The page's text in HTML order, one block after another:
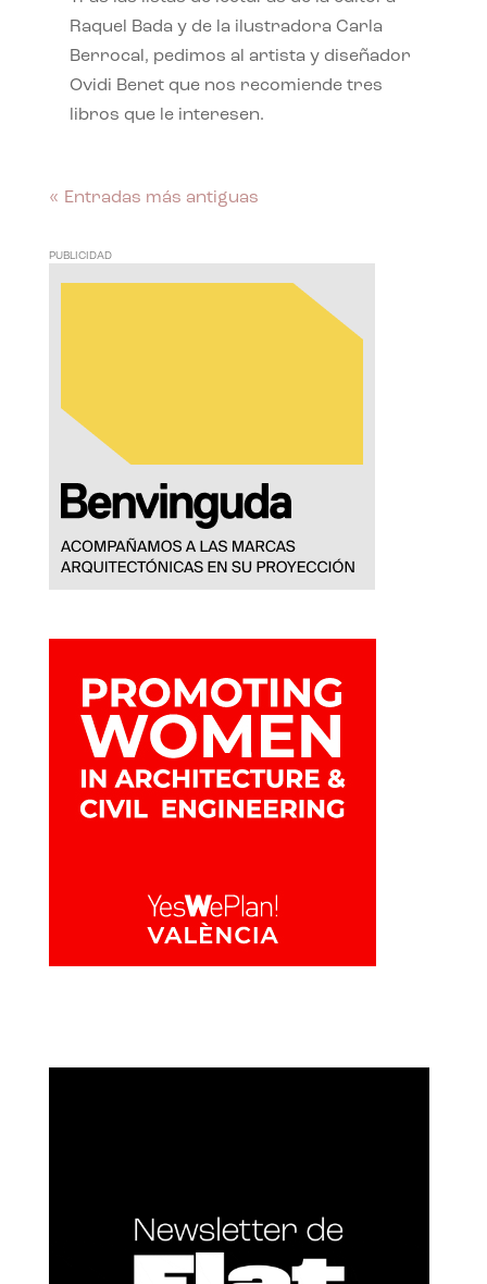
Raquel Bada y de la ilustradora Carla
Berrocal, pedimos al artista y diseñador
Ovidi Benet que nos recomiende tres
libros que le interesen.
« Entradas más antiguas
PUBLICIDAD